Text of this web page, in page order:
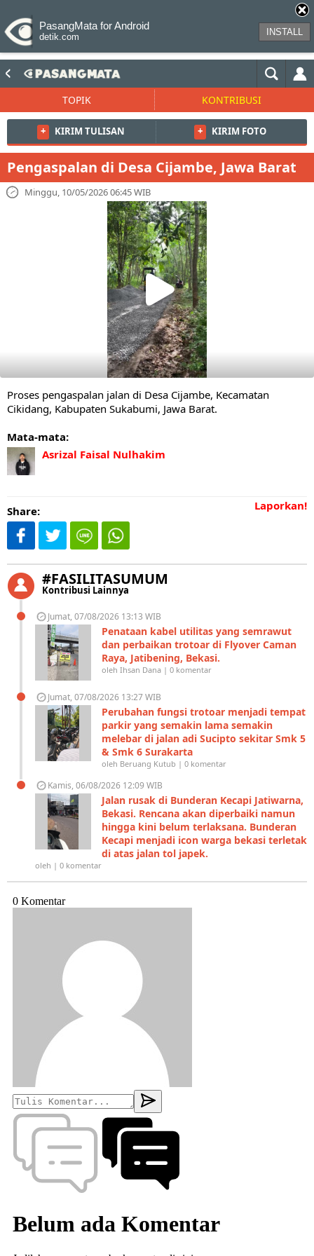
PasangMata for Android
detik.com INSTALL
TOPIK KONTRIBUSI
+ KIRIM TULISAN + KIRIM FOTO
Pengaspalan di Desa Cijambe, Jawa Barat
Minggu, 10/05/2026 06:45 WIB
Proses pengaspalan jalan di Desa Cijambe, Kecamatan
Cikidang, Kabupaten Sukabumi, Jawa Barat.
Mata-mata:
Asrizal Faisal Nulhakim
Laporkan!
Share:
#FASILITASUMUM
Kontribusi Lainnya
Jumat, 07/08/2026 13:13 WIB
Penataan kabel utilitas yang semrawut
dan perbaikan trotoar di Flyover Caman
Raya, Jatibening, Bekasi.
oleh Ihsan Dana | 0 komentar
Jumat, 07/08/2026 13:27 WIB
Perubahan fungsi trotoar menjadi tempat
parkir yang semakin lama semakin
melebar di jalan adi Sucipto sekitar Smk 5
& Smk 6 Surakarta
oleh Beruang Kutub | 0 komentar
Kamis, 06/08/2026 12:09 WIB
Jalan rusak di Bunderan Kecapi Jatiwarna,
Bekasi. Rencana akan diperbaiki namun
hingga kini belum terlaksana. Bunderan
Kecapi menjadi icon warga bekasi terletak
di atas jalan tol japek.
oleh | 0 komentar